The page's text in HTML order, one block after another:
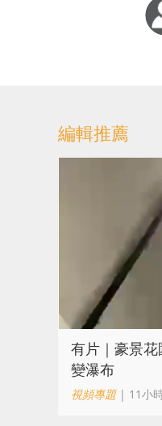
編輯推薦
有片｜豪景
變瀑布
視頻專題| 11小